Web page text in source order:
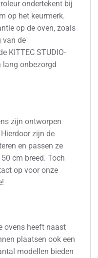
ondertekent bij
op het keurmerk.
op de oven, zoals
van de
KITTEC STUDIO-
lang onbezorgd
zijn ontworpen
zijn de
en passen ze
cm breed. Toch
op voor onze
ovens heeft naast
plaatsen ook een
modellen bieden